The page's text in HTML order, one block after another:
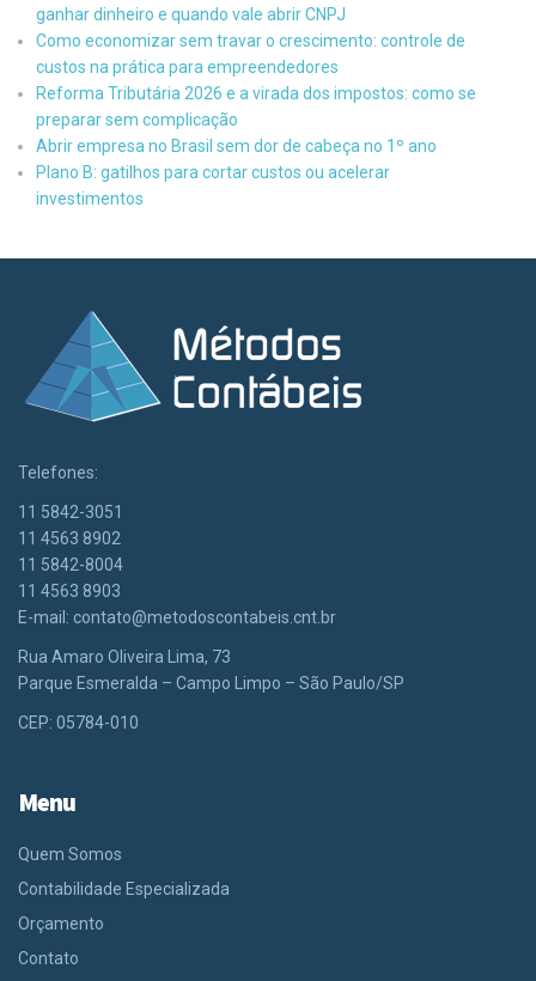
ganhar dinheiro e quando vale abrir CNPJ
Como economizar sem travar o crescimento: controle de
custos na prática para empreendedores
Reforma Tributária 2026 e a virada dos impostos: como se
preparar sem complicação
Abrir empresa no Brasil sem dor de cabeça no 1º ano
Plano B: gatilhos para cortar custos ou acelerar
investimentos
Telefones:
11 5842-3051
11 4563 8902
11 5842-8004
11 4563 8903
E-mail: contato@metodoscontabeis.cnt.br
Rua Amaro Oliveira Lima, 73
Parque Esmeralda – Campo Limpo – São Paulo/SP
CEP: 05784-010
Menu
Quem Somos
Contabilidade Especializada
Orçamento
Contato